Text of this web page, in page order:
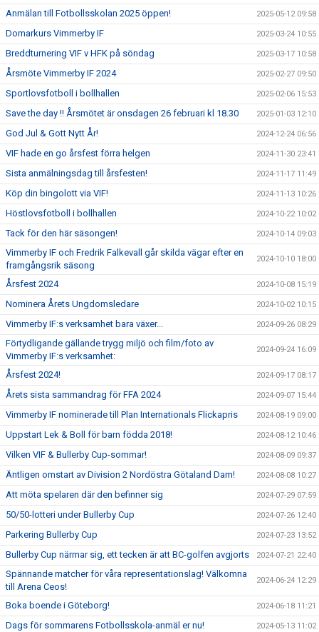
Anmälan till Fotbollsskolan 2025 öppen! 2025-05-12 09:58
Domarkurs Vimmerby IF 2025-03-24 10:55
Breddturnering VIF v HFK på söndag 2025-03-17 10:58
Årsmöte Vimmerby IF 2024 2025-02-27 09:50
Sportlovsfotboll i bollhallen 2025-02-06 15:53
Save the day !! Årsmötet är onsdagen 26 februari kl 18.30 2025-01-03 12:10
God Jul & Gott Nytt År! 2024-12-24 06:56
VIF hade en go årsfest förra helgen 2024-11-30 23:41
Sista anmälningsdag till årsfesten! 2024-11-17 11:49
Köp din bingolott via VIF! 2024-11-13 10:26
Höstlovsfotboll i bollhallen 2024-10-22 10:02
Tack för den här säsongen! 2024-10-14 09:03
Vimmerby IF och Fredrik Falkevall går skilda vägar efter en
framgångsrik säsong
2024-10-10 18:00
Årsfest 2024 2024-10-08 15:19
Nominera Årets Ungdomsledare 2024-10-02 10:15
Vimmerby IF:s verksamhet bara växer... 2024-09-26 08:29
Förtydligande gällande trygg miljö och film/foto av
Vimmerby IF:s verksamhet:
2024-09-24 16:09
Årsfest 2024! 2024-09-17 08:17
Årets sista sammandrag för FFA 2024 2024-09-07 15:44
Vimmerby IF nominerade till Plan Internationals Flickapris 2024-08-19 09:00
Uppstart Lek & Boll för barn födda 2018! 2024-08-12 10:46
Vilken VIF & Bullerby Cup-sommar! 2024-08-09 09:37
Äntligen omstart av Division 2 Nordöstra Götaland Dam! 2024-08-08 10:27
Att möta spelaren där den befinner sig 2024-07-29 07:59
50/50-lotteri under Bullerby Cup 2024-07-26 12:40
Parkering Bullerby Cup 2024-07-23 13:52
Bullerby Cup närmar sig, ett tecken är att BC-golfen avgjorts 2024-07-21 22:40
Spännande matcher för våra representationslag! Välkomna
till Arena Ceos!
2024-06-24 12:29
Boka boende i Göteborg! 2024-06-18 11:21
Dags för sommarens Fotbollsskola-anmäl er nu! 2024-05-13 11:02